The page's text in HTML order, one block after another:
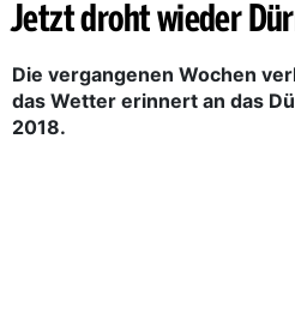
Jetzt droht wieder
Die vergangenen Wochen
das Wetter erinnert an das
2018.